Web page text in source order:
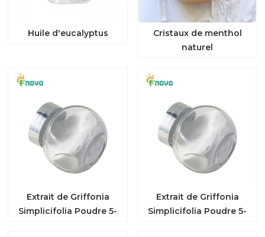
Huile d'eucalyptus
Cristaux de menthol
naturel
Extrait de Griffonia
Simplicifolia Poudre 5-
Extrait de Griffonia
Simplicifolia Poudre 5-